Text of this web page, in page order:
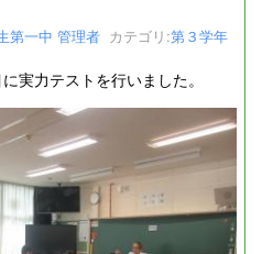
第一中 管理者 カテゴリ:第３学年
実力テストを行いました。